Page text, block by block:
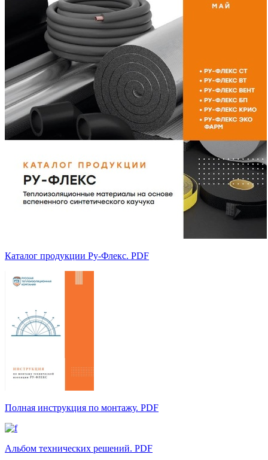
Каталог продукции Ру-Флекс. PDF
Полная инструкция по монтажу. PDF
Альбом технических решений. PDF